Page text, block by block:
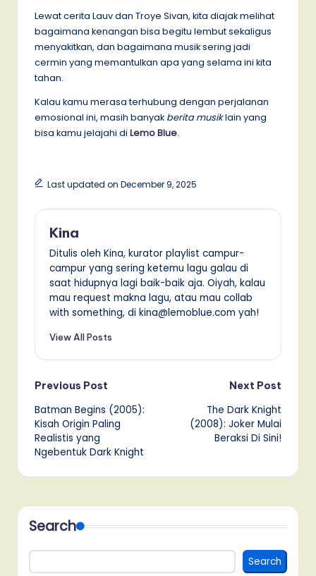
Lewat cerita Lauv dan Troye Sivan, kita diajak melihat
bagaimana kenangan bisa begitu lembut sekaligus
menyakitkan, dan bagaimana musik sering jadi
cermin yang memantulkan apa yang selama ini kita
tahan.
Kalau kamu merasa terhubung dengan perjalanan
emosional ini, masih banyak berita musiklain yang
bisa kamu jelajahi di Lemo Blue.
Last updated on December 9, 2025
Kina
Ditulis oleh Kina, kurator playlist campur-
campur yang sering ketemu lagu galau di
saat hidupnya lagi baik-baik aja. Oiyah, kalau
mau request makna lagu, atau mau collab
with something, di kina@lemoblue.com yah!
View All Posts
Post
navigation
Previous Post
Batman Begins (2005):
Kisah Origin Paling
Realistis yang
Ngebentuk Dark Knight
Next Post
The Dark Knight
(2008): Joker Mulai
Beraksi Di Sini!
Search
Search